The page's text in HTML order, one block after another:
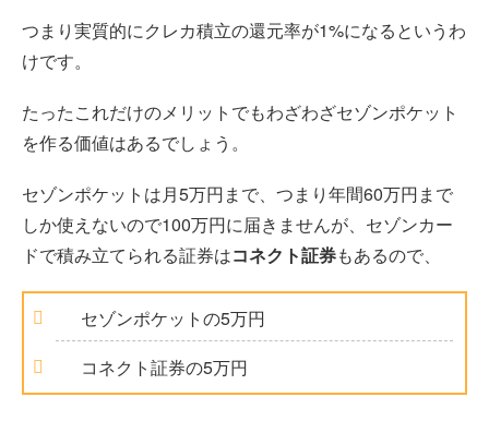
つまり実質的にクレカ積立の還元率が1%になるというわ
けです。
たったこれだけのメリットでもわざわざセゾンポケット
を作る価値はあるでしょう。
セゾンポケットは月5万円まで、つまり年間60万円まで
しか使えないので100万円に届きませんが、セゾンカー
ドで積み立てられる証券はコネクト証券もあるので、
セゾンポケットの5万円
コネクト証券の5万円